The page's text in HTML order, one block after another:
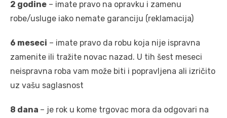
2 godine – imate pravo na opravku i zamenu
robe/usluge iako nemate garanciju (reklamacija)
6 meseci – imate pravo da robu koja nije ispravna
zamenite ili tražite novac nazad. U tih šest meseci
neispravna roba vam može biti i popravljena ali izričito
uz vašu saglasnost
8 dana – je rok u kome trgovac mora da odgovari na